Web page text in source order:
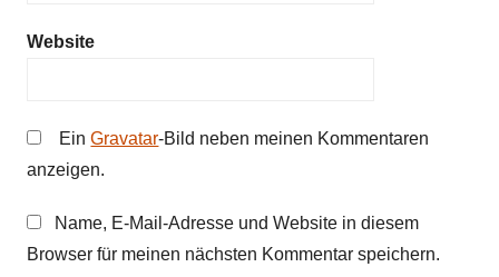
Website
EinGravatar-Bild neben meinen Kommentaren
anzeigen.
Name, E-Mail-Adresse und Website in diesem
Browser für meinen nächsten Kommentar speichern.